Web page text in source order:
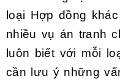
loại Hợp đồng
nhiều vụ án tranh
luôn biết với mỗi
cần lưu ý những